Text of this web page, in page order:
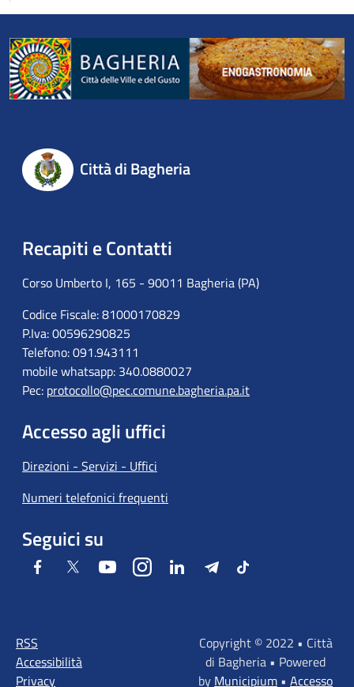
Città di Bagheria
Recapiti e Contatti
Corso Umberto I, 165 - 90011 Bagheria (PA)
Codice Fiscale: 81000170829
P.Iva: 00596290825
Telefono: 091.943111
mobile whatsapp: 340.0880027
Pec: protocollo@pec.comune.bagheria.pa.it
Accesso agli uffici
Direzioni - Servizi - Uffici
Numeri telefonici frequenti
Seguici su
Facebook Twitter YoutubeInstagramLinkedIn TelegramTiktok
RSS
Accessibilità
Privacy
Copyright © 2022 • Città
di Bagheria • Powered
by Municipium • Accesso